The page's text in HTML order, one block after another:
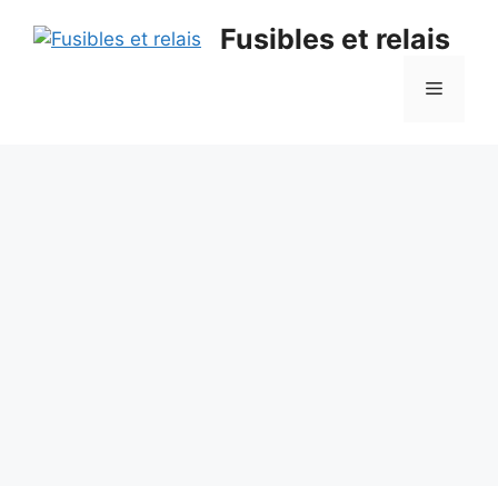
Fusibles et relais
Menu